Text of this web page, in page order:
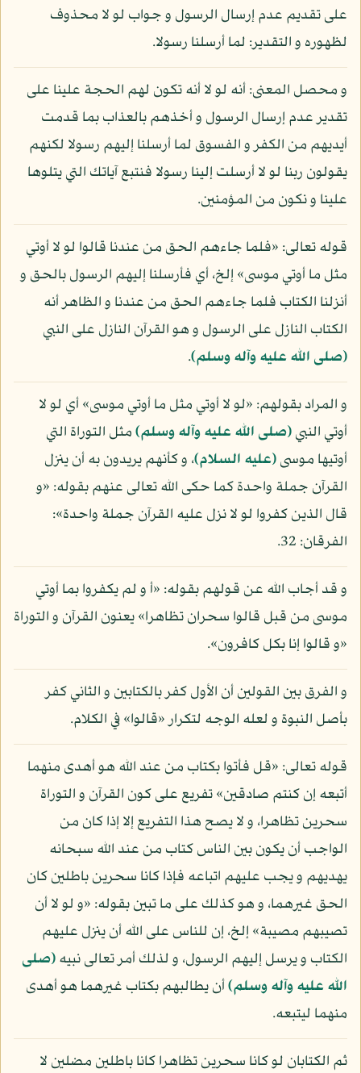
على تقديم عدم إرسال الرسول و جواب لو لا محذوف
لظهوره و التقدير: لما أرسلنا رسولا.
و محصل المعنى: أنه لو لا أنه تكون لهم الحجة علينا على
تقدير عدم إرسال الرسول و أخذهم بالعذاب بما قدمت
أيديهم من الكفر و الفسوق لما أرسلنا إليهم رسولا لكنهم
يقولون ربنا لو لا أرسلت إلينا رسولا فنتبع آياتك التي يتلوها
علينا و نكون من المؤمنين.
قوله تعالى: «فلما جاءهم الحق من عندنا قالوا لو لا أوتي
مثل ما أوتي موسى» إلخ، أي فأرسلنا إليهم الرسول بالحق و
أنزلنا الكتاب فلما جاءهم الحق من عندنا و الظاهر أنه
الكتاب النازل على الرسول و هو القرآن النازل على النبي
(صلى الله عليه وآله وسلم).
و المراد بقولهم: «لو لا أوتي مثل ما أوتي موسى» أي لو لا
أوتي النبي(صلى الله عليه وآله وسلم)مثل التوراة التي
أوتيها موسى(عليه السلام)، و كأنهم يريدون به أن ينزل
القرآن جملة واحدة كما حكى الله تعالى عنهم بقوله: «و
قال الذين كفروا لو لا نزل عليه القرآن جملة واحدة»:
الفرقان: 32.
و قد أجاب الله عن قولهم بقوله: «أ و لم يكفروا بما أوتي
موسى من قبل قالوا سحران تظاهرا» يعنون القرآن و التوراة
«و قالوا إنا بكل كافرون».
و الفرق بين القولين أن الأول كفر بالكتابين و الثاني كفر
بأصل النبوة و لعله الوجه لتكرار «قالوا» في الكلام.
قوله تعالى: «قل فأتوا بكتاب من عند الله هو أهدى منهما
أتبعه إن كنتم صادقين» تفريع على كون القرآن و التوراة
سحرين تظاهرا، و لا يصح هذا التفريع إلا إذا كان من
الواجب أن يكون بين الناس كتاب من عند الله سبحانه
يهديهم و يجب عليهم اتباعه فإذا كانا سحرين باطلين كان
الحق غيرهما، و هو كذلك على ما تبين بقوله: «و لو لا أن
تصيبهم مصيبة» إلخ، إن للناس على الله أن ينزل عليهم
الكتاب و يرسل إليهم الرسول، و لذلك أمر تعالى نبيه(صلى
الله عليه وآله وسلم)أن يطالبهم بكتاب غيرهما هو أهدى
منهما ليتبعه.
ثم الكتابان لو كانا سحرين تظاهرا كانا باطلين مضلين لا